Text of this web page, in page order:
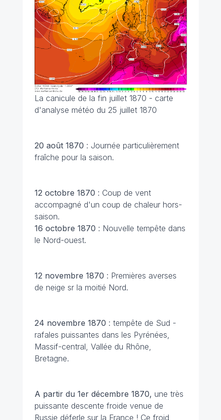
La canicule de la fin juillet 1870 - carte
d'analyse météo du 25 juillet 1870
20 août 1870 : Journée particulièrement
fraîche pour la saison.
12 octobre 1870 : Coup de vent
accompagné d'un coup de chaleur hors-
saison.
16 octobre 1870 : Nouvelle tempête dans
le Nord-ouest.
12 novembre 1870 : Premières averses
de neige sr la moitié Nord.
24 novembre 1870 : tempête de Sud -
rafales puissantes dans les Pyrénées,
Massif-central, Vallée du Rhône,
Bretagne.
A partir du 1er décembre 1870, une très
puissante descente froide venue de
Russie déferle sur la France ! Ce froid